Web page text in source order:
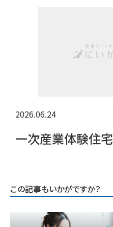
2026.06.24
一次産業体験住宅
この記事もいかがですか？